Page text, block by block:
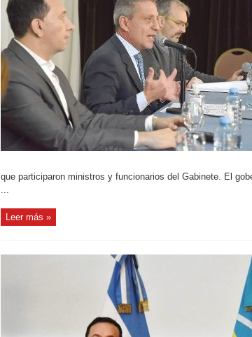
que participaron ministros y funcionarios del Gabinete. El
...
Leer más »